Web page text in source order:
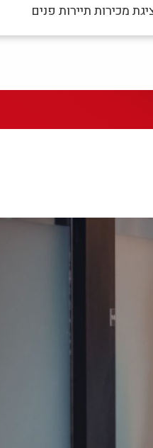
מכירות תיירות פנים